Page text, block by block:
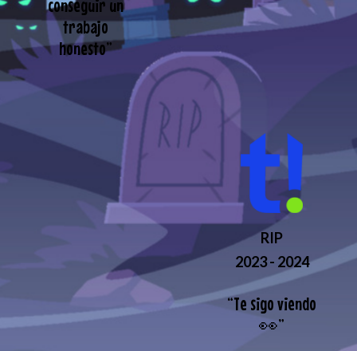
conseguir un
trabajo
honesto”
RIP
2023 - 2024
“Te sigo viendo
👀”